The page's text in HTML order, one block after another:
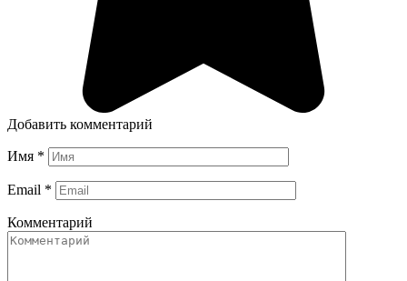
Добавить комментарий
Имя *
Email *
Комментарий